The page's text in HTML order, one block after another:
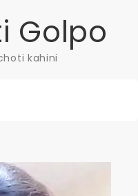
Golpo
choti kahini